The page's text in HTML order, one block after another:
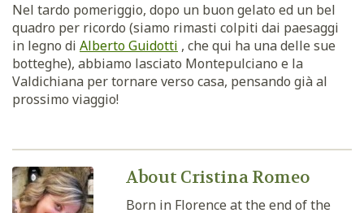
Nel tardo pomeriggio, dopo un buon gelato ed un bel
quadro per ricordo (siamo rimasti colpiti dai paesaggi
in legno di Alberto Guidotti , che qui ha una delle sue
botteghe), abbiamo lasciato Montepulciano e la
Valdichiana per tornare verso casa, pensando già al
prossimo viaggio!
About Cristina Romeo
Born in Florence at the end of the